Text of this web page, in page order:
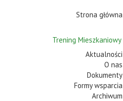
Strona główna
Trening Mieszkaniowy
Aktualności
O nas
Dokumenty
Formy wsparcia
Archiwum